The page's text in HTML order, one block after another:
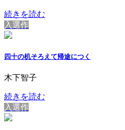
続きを読む
入選作
四十の机そろえて帰途につく
木下智子
続きを読む
入選作